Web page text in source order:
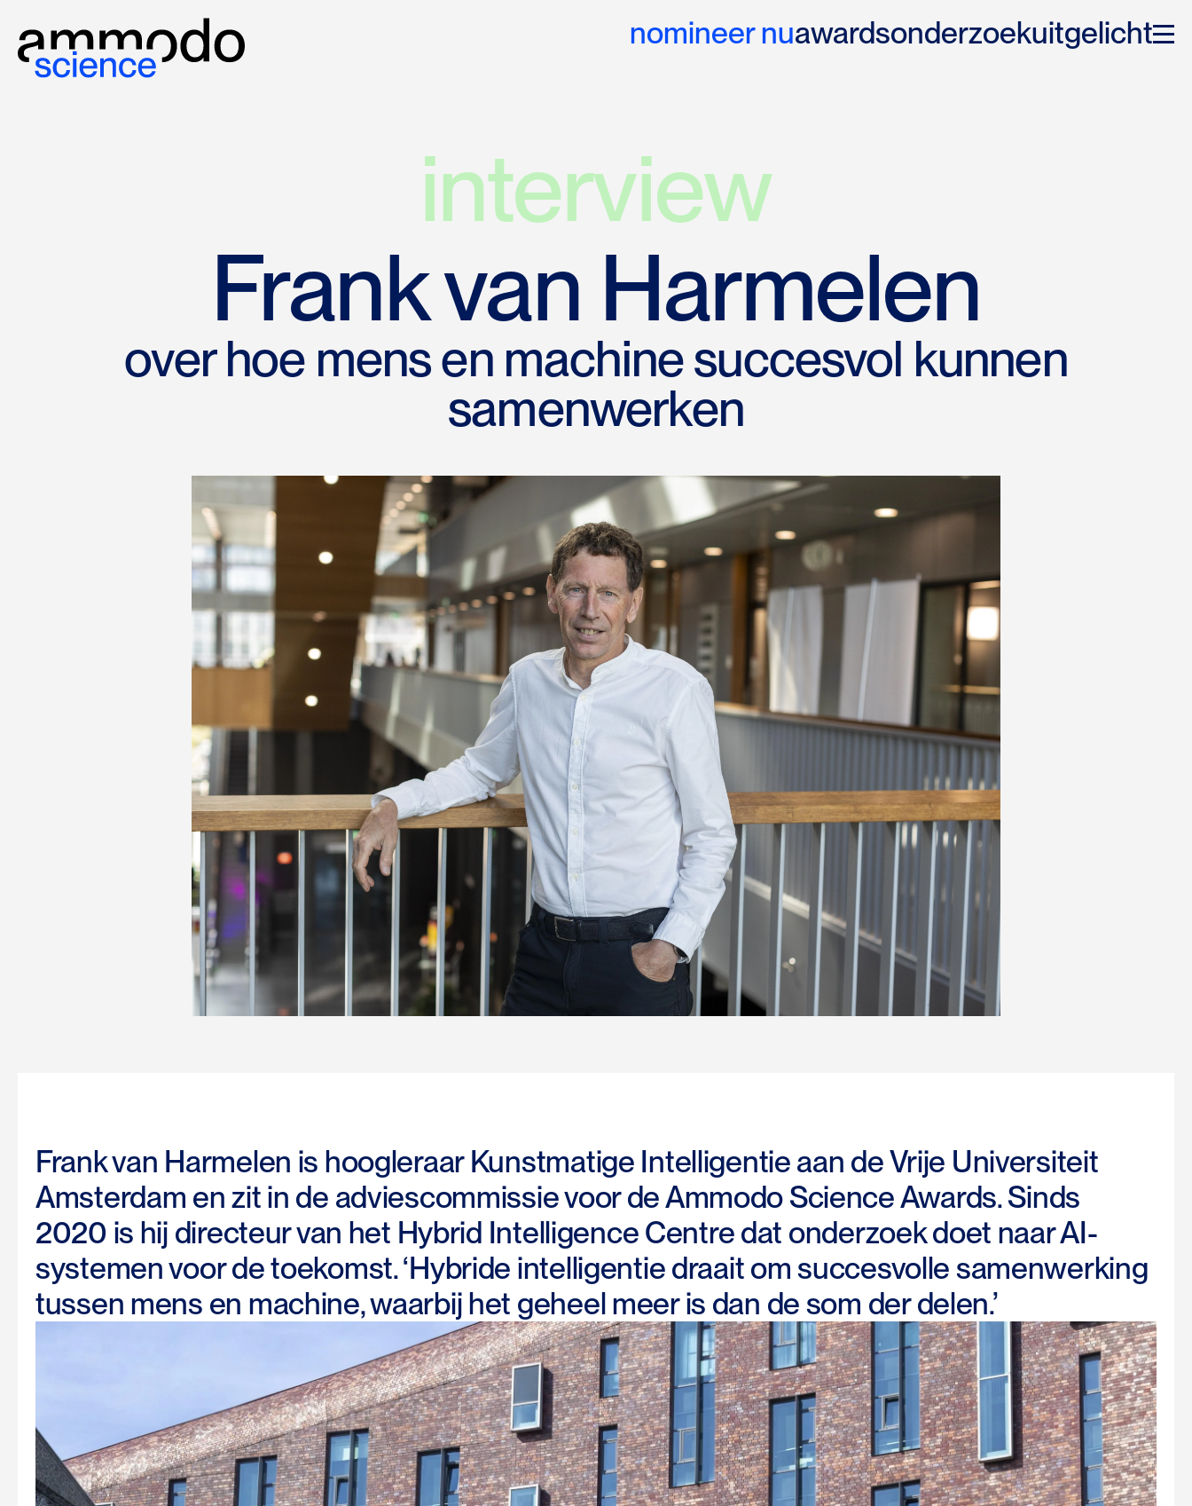
nomineer nuawardsonderzoekuitgelicht
interview
Frank van Harmelen
over hoe mens en machine succesvol kunnen
samenwerken
Frank van Harmelen is hoogleraar Kunstmatige Intelligentie aan de Vrije Universiteit
Amsterdam en zit in de adviescommissie voor de Ammodo Science Awards. Sinds
2020 is hij directeur van het Hybrid Intelligence Centre dat onderzoek doet naar AI-
systemen voor de toekomst. ‘Hybride intelligentie draait om succesvolle samenwerking
tussen mens en machine, waarbij het geheel meer is dan de som der delen.’